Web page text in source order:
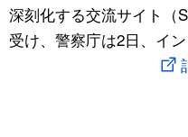
文化
動画/Live
スポーツ・東京2020
深刻化する交流サイト（
受け、警察庁は2日、イ